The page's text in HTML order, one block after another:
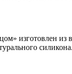
изготовлен из
силикона.